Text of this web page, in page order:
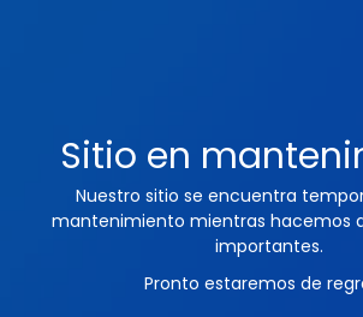
Sitio en
Nuestro sitio se encuentra
mantenimiento mientras hacemos
importantes.
Pronto estaremos de